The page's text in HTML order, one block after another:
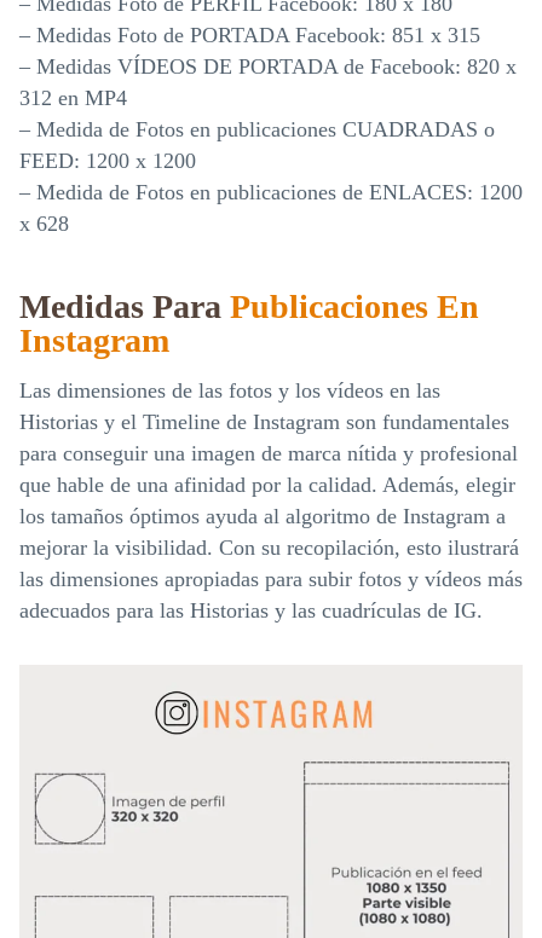
– Medidas Foto de PORTADA Facebook: 851 x 315
– Medidas VÍDEOS DE PORTADA de Facebook: 820 x
312 en MP4
– Medida de Fotos en publicaciones CUADRADAS o
FEED: 1200 x 1200
– Medida de Fotos en publicaciones de ENLACES: 1200
x 628
Medidas Para Publicaciones En
Instagram
Las dimensiones de las fotos y los vídeos en las
Historias y el Timeline de Instagram son fundamentales
para conseguir una imagen de marca nítida y profesional
que hable de una afinidad por la calidad. Además, elegir
los tamaños óptimos ayuda al algoritmo de Instagram a
mejorar la visibilidad. Con su recopilación, esto ilustrará
las dimensiones apropiadas para subir fotos y vídeos más
adecuados para las Historias y las cuadrículas de IG.